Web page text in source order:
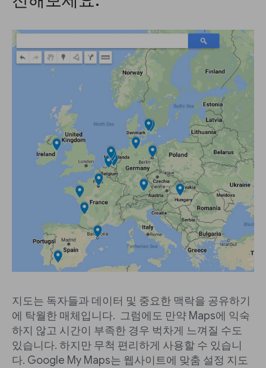
지도는 독자들과 데이터 및 중요한 맥락을 공유하기
에 탁월한 매체입니다. 그럼에도 만약 Maps에 익숙
하지 않고 시간이 부족한 경우 벅차게 느껴질 수도
있습니다. 하지만 무척 편리하게 사용할 수 있습니
다. Google My Maps는 웹사이트에 맞춤 설정 지도